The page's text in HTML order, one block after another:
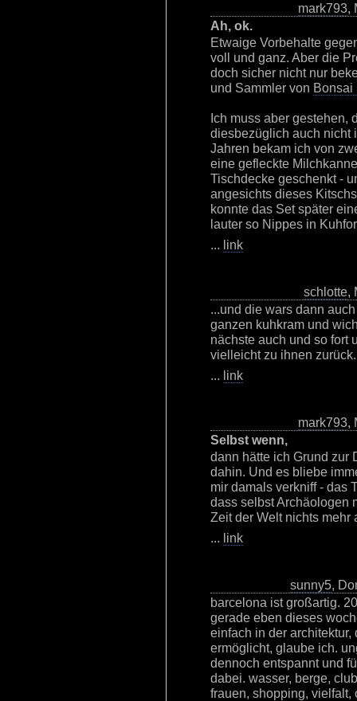
mark793,
Ah, ok.
Etwaige Vorbehalte
voll und ganz. Aber die
doch sicher nicht nur
und Sammler von Bonsai
Ich muss aber gestehen,
diesbezüglich auch nicht
Jahren bekam ich von
eine gefleckte
Tischdecke geschenkt -
angesichts dieses
konnte das Set später
lauter so Nippes in
... link
schlotte,
...und die wars dann
ganzen kuhkram und
nächste auch und so fort
vielleicht zu ihnen
... link
mark793,
Selbst wenn,
dann hätte ich Grund zur
dahin. Und es bliebe
mir damals verkniff - das
dass selbst Archäologen
Zeit der Welt nichts mehr
... link
sunny5,
barcelona ist großartig.
gerade eben dieses
einfach in der
ermöglicht, glaube ich.
dennoch entspannt und
dabei. wasser, berge,
frauen, shopping, vielfalt,